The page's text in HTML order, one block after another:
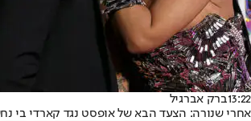
13:22ברק אברגיל
אחרי שנורה: הצעד הבא של אופסט נגד קארדי בי